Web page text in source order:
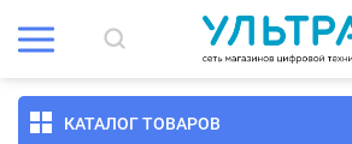
КАТАЛОГ ТОВАРОВ